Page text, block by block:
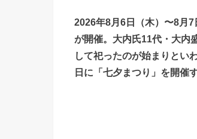
2026年8月6日（木）〜8月7
が開催。大内氏11代・大内
して祀ったのが始まりとい
日に「七夕まつり」を開催